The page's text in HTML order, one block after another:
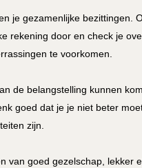
je gezamenlijke bezittingen.
rekening door en check je
te voorkomen.
de belangstelling kunnen
goed dat je je niet beter
zijn.
van goed gezelschap, lekker